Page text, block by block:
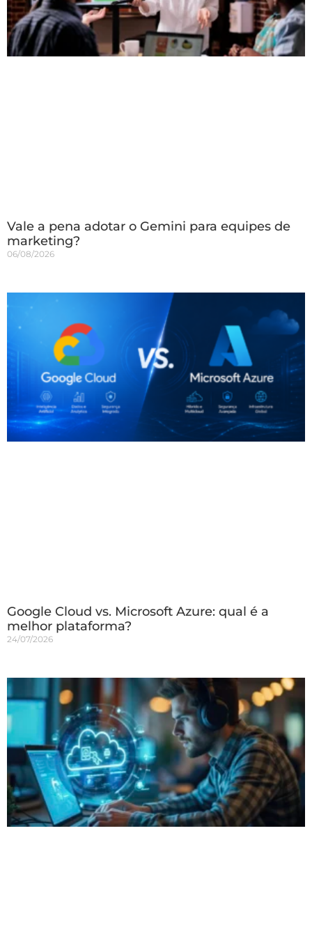
Vale a pena adotar o Gemini para equipes de
marketing?
06/08/2026
Google Cloud vs. Microsoft Azure: qual é a
melhor plataforma?
24/07/2026